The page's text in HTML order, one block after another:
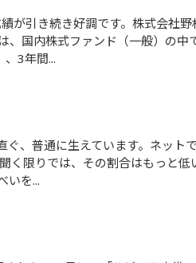
国内株式ファンド（一般）の中
3年間...
く限りでは、その割合はもっと低
いを...